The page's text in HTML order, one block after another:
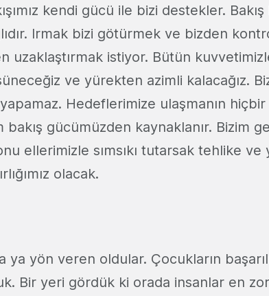
kendi gücü ile bizi destekler.
Irmak bizi götürmek ve bizden
uzaklaştırmak istiyor. Bütün
ve yürekten azimli kalacağız.
Hedeflerimize ulaşmanın
bakış gücümüzden kaynaklanır. Bizim
ellerimizle sımsıkı tutarsak tehlike ve
olacak.
ya yön veren oldular. Çocukların
Bir yeri gördük ki orada insanlar en